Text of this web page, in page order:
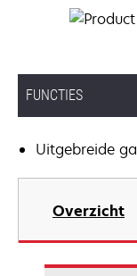
FUNCTIES
Uitgebreide
Overzicht